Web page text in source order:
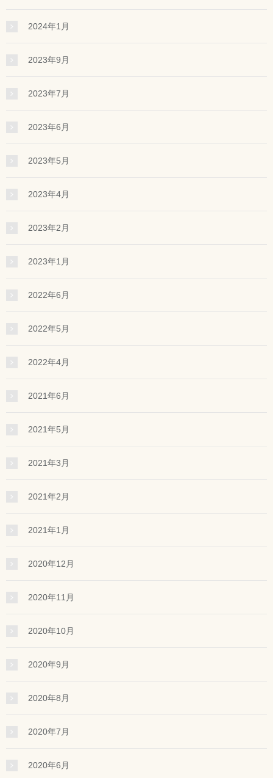
2024年1月
2023年9月
2023年7月
2023年6月
2023年5月
2023年4月
2023年2月
2023年1月
2022年6月
2022年5月
2022年4月
2021年6月
2021年5月
2021年3月
2021年2月
2021年1月
2020年12月
2020年11月
2020年10月
2020年9月
2020年8月
2020年7月
2020年6月